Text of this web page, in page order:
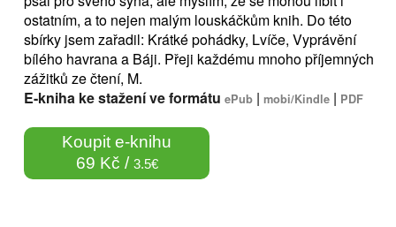
ostatním, a to nejen malým louskáčkům knih. Do této
sbírky jsem zařadil: Krátké pohádky, Lvíče, Vyprávění
bílého havrana a Báji. Přeji každému mnoho příjemných
zážitků ze čtení, M.
E-kniha ke stažení ve formátu ePub | mobi/Kindle | PDF
Koupit e-knihu
69 Kč / 3.5€